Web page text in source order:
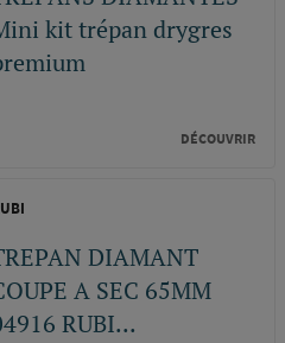
kit trépan drygres
DÉCOUVRIR
DIAMANT
A SEC 65MM
RUBI...